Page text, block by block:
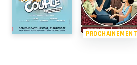
PROCHAINEMENT